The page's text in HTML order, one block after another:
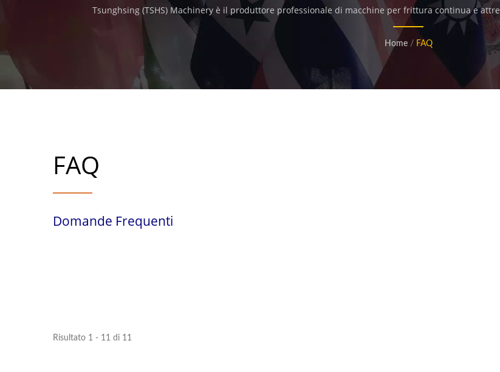
Tsunghsing (TSHS) Machinery è il produttore professionale di macchine per frittura continua e
Home / FAQ
FAQ
Domande Frequenti
Risultato 1 - 11 di 11